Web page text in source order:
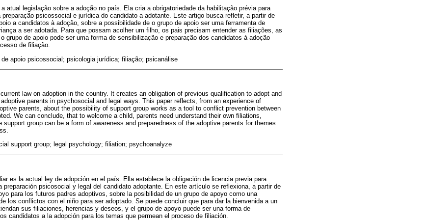
atual legislação sobre a adoção no país. Ela cria a obrigatoriedade da habilitação prévia para
psicossocial e jurídica do candidato a adotante. Este artigo busca refletir, a partir de
a candidatos à adoção, sobre a possibilidade de o grupo de apoio ser uma ferramenta de
a ser adotada. Para que possam acolher um filho, os pais precisam entender as filiações, as
grupo de apoio pode ser uma forma de sensibilização e preparação dos candidatos à adoção
de filiação.
de apoio psicossocial; psicologia jurídica; filiação; psicanálise
law on adoption in the country. It creates an obligation of previous qualification to adopt and
parents in psychosocial and legal ways. This paper reflects, from an experience of
parents, about the possibility of support group works as a tool to conflict prevention between
We can conclude, that to welcome a child, parents need understand their own filiations,
support group can be a form of awareness and preparedness of the adoptive parents for themes
support group; legal psychology; filiation; psychoanalyze
es la actual ley de adopción en el país. Ella establece la obligación de licencia previa para
preparación psicosocial y legal del candidato adoptante. En este artículo se reflexiona, a partir de
para los futuros padres adoptivos, sobre la posibilidad de un grupo de apoyo como una
los conflictos con el niño para ser adoptado. Se puede concluir que para dar la bienvenida a un
sus filiaciones, herencias y deseos, y el grupo de apoyo puede ser una forma de
candidatos a la adopción para los temas que permean el proceso de filiación.